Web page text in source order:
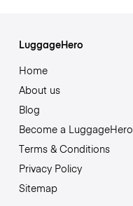
LuggageHero
Home
About us
Blog
Become a LuggageHero
Terms & Conditions
Privacy Policy
Sitemap